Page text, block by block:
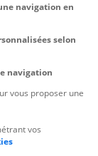
navigation en
selon
navigation
vous proposer une
vos